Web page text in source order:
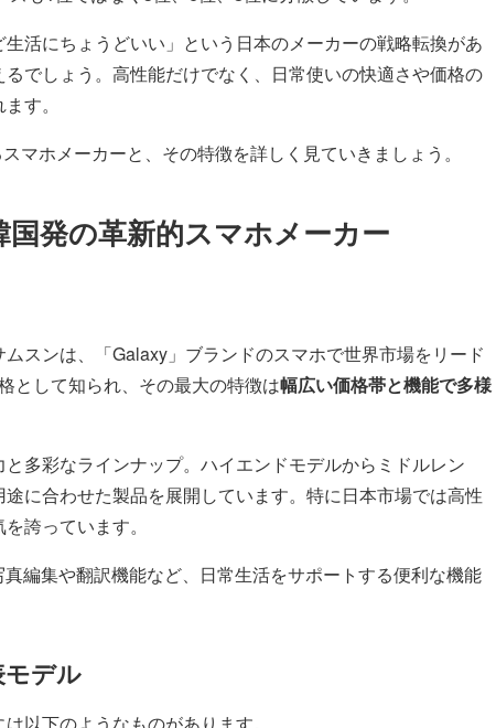
活にちょうどいい」という日本のメーカーの戦略転換があ
でしょう。高性能だけでなく、日常使いの快適さや価格の
す。
マホメーカーと、その特徴を詳しく見ていきましょう。
発の革新的スマホメーカー
スンは、「Galaxy」ブランドのスマホで世界市場をリード
として知られ、その最大の特徴は幅広い価格帯と機能で多様
多彩なラインナップ。ハイエンドモデルからミドルレン
に合わせた製品を展開しています。特に日本市場では高性
誇っています。
編集や翻訳機能など、日常生活をサポートする便利な機能
デル
以下のようなものがあります。